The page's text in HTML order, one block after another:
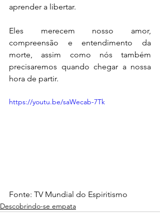
aprender a libertar.
Eles merecem nosso amor,
compreensão e entendimento da
morte, assim como nós também
precisaremos quando chegar a nossa
hora de partir.
https://youtu.be/saWecab-7Tk
Fonte: TV Mundial do Espiritismo
Descobrindo-se empata